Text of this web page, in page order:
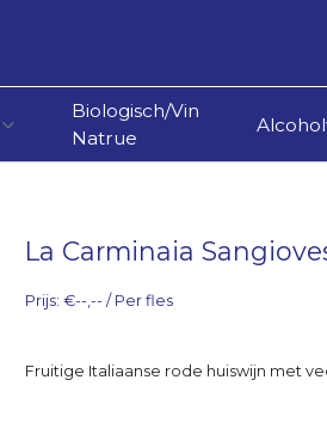
Biologisch/Vin
Natrue
La Carminaia
Prijs: €--,-- / Per fles
Fruitige Italiaanse rode huiswijn met